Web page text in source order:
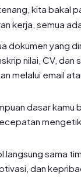
kita bakal
kerja, semua
dokumen yang
nilai, CV, dan
melalui email
dasar kamu
langsung sama
dan